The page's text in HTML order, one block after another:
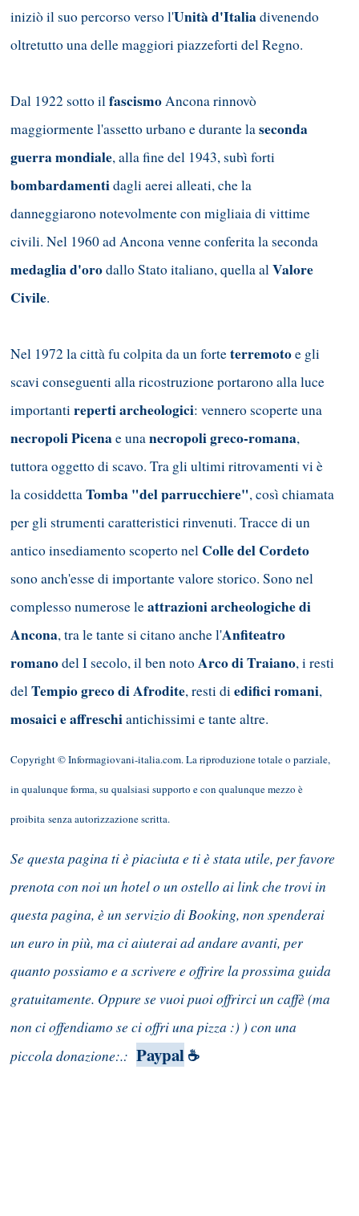
iniziò il suo percorso verso l'Unità d'Italiadivenendo
oltretutto una delle maggiori piazzeforti del Regno.
Dal 1922 sotto ilfascismoAncona rinnovò
maggiormente l'assetto urbano e durante laseconda
guerra mondiale, alla fine del 1943, subì forti
bombardamentidagli aerei alleati, che la
danneggiarono notevolmente con migliaia di vittime
civili. Nel 1960 ad Ancona venne conferita la seconda
medaglia d'orodallo Stato italiano, quella alValore
Civile.
Nel 1972 la città fu colpita da un forteterremotoe gli
scavi conseguenti alla ricostruzione portarono alla luce
importantireperti archeologici: vennero scoperte una
necropoli Picenae unanecropoli greco-romana,
tuttora oggetto di scavo. Tra gli ultimi ritrovamenti vi è
la cosiddettaTomba "del parrucchiere", così chiamata
per gli strumenti caratteristici rinvenuti. Tracce di un
antico insediamento scoperto nel Colle del Cordeto
sono anch'esse di importante valore storico. Sono nel
complesso numerose leattrazioni archeologiche di
Ancona, tra le tante si citano anche l'Anfiteatro
romanodel I secolo, il ben notoArco di Traiano, i resti
delTempio greco di Afrodite, resti diedifici romani,
mosaici e affreschiantichissimi e tante altre.
Copyright © Informagiovani-italia.com. La riproduzione totale o parziale,
in qualunque forma, su qualsiasi supporto e con qualunque mezzo è
proibita senza autorizzazione scritta.
Se questa pagina ti è piaciuta e ti è stata utile, per favore
prenota con noi un hotel o un ostello ai link che trovi in
questa pagina, è un servizio di Booking, non spenderai
un euro in più, ma ci aiuterai ad andare avanti, per
quanto possiamo e a scrivere e offrire la prossima guida
gratuitamente. Oppure se vuoi puoi offrirci un caffè (ma
non ci offendiamo se ci offri una pizza :) ) con una
piccola donazione:.: Paypal ☕